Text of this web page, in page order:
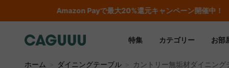
特集
カテゴリー お部
ホーム ダイニングテーブル カントリー無垢材ダイニン